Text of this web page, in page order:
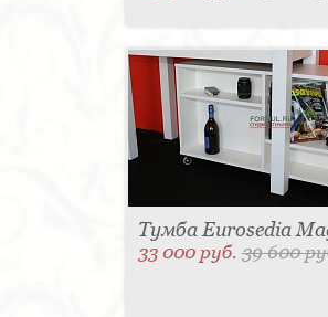
Тумба Eurosedia
33 000 руб.39 600